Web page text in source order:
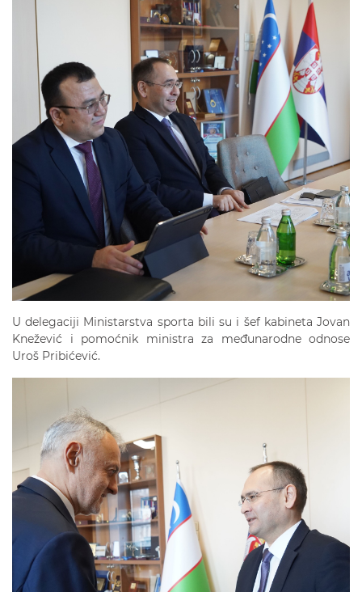
U delegaciji Ministarstva sporta bili su i šef kabineta Jovan
Knežević i pomoćnik ministra za međunarodne odnose
Uroš Pribićević.